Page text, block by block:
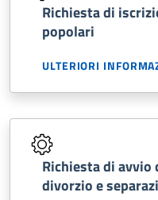
Richiesta di
popolari
ULTERIORI
Richiesta di
divorzio e